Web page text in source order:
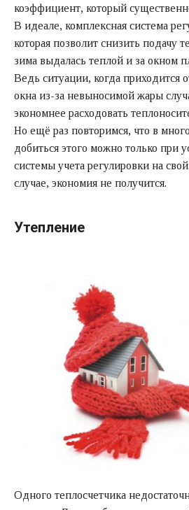
коэффициент, который
В идеале, комплексная система
которая позволит снизить подачу
зима выдалась теплой и за окном
Ведь ситуации, когда приходится
окна из-за невыносимой жары
экономнее расходовать
Но ещё раз повторимся, что в
добиться этого можно только при
системы учета регулировки на
случае, экономия не получится.
Утепление
Одного теплосчетчика